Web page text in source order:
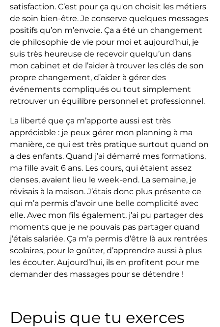
satisfaction. C’est pour ça qu'on choisit les métiers
de soin bien-être. Je conserve quelques messages
positifs qu’on m’envoie. Ça a été un changement
de philosophie de vie pour moi et aujourd’hui, je
suis très heureuse de recevoir quelqu’un dans
mon cabinet et de l’aider à trouver les clés de son
propre changement, d’aider à gérer des
événements compliqués ou tout simplement
retrouver un équilibre personnel et professionnel.
La liberté que ça m’apporte aussi est très
appréciable : je peux gérer mon planning à ma
manière, ce qui est très pratique surtout quand on
a des enfants. Quand j’ai démarré mes formations,
ma fille avait 6 ans. Les cours, qui étaient assez
denses, avaient lieu le week-end. La semaine, je
révisais à la maison. J’étais donc plus présente ce
qui m’a permis d’avoir une belle complicité avec
elle. Avec mon fils également, j’ai pu partager des
moments que je ne pouvais pas partager quand
j’étais salariée. Ça m’a permis d’être là aux rentrées
scolaires, pour le goûter, d’apprendre aussi à plus
les écouter. Aujourd’hui, ils en profitent pour me
demander des massages pour se détendre !
Depuis que tu exerces